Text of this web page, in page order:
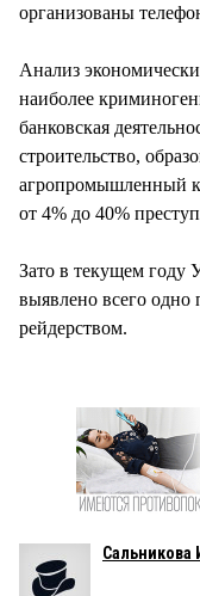
организованы
Анализ
наиболее
банковская
строительство,
агропромышленный
от 4% до 40%
Зато в текущем
выявлено всего одно
рейдерством.
Сальникова